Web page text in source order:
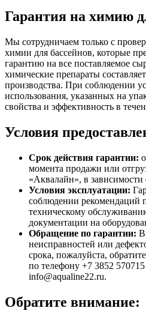
Гарантия на химию
Мы сотрудничаем только с
химии для бассейнов, которые
гарантию на все поставляемое
химические препараты
производства. При соблюдении
использования, указанных на
свойства и эффективность в
Условия
Срок действия гарантии:
момента продажи или
«Аквалайн», в зависимости
Условия эксплуатации:
соблюдении рекомендаций
техническому
документации на
Обращение по гарантии: В
неисправностей или
срока, пожалуйста,
по телефону +7 3852
info@aqualine22.ru.
Обратите внимание: